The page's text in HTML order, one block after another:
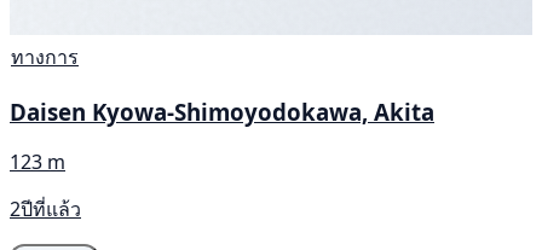
ทางการ
Daisen Kyowa-Shimoyodokawa, Akita
123 m
2ปีที่แล้ว